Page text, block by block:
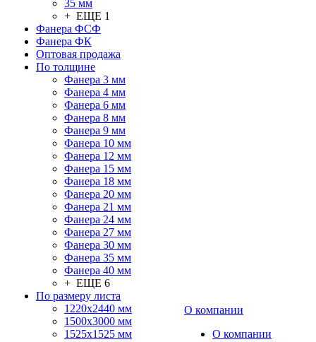
35 мм
+ ЕЩЕ 1
Фанера ФСФ
Фанера ФК
Оптовая продажа
По толщине
Фанера 3 мм
Фанера 4 мм
Фанера 6 мм
Фанера 8 мм
Фанера 9 мм
Фанера 10 мм
Фанера 12 мм
Фанера 15 мм
Фанера 18 мм
Фанера 20 мм
Фанера 21 мм
Фанера 24 мм
Фанера 27 мм
Фанера 30 мм
Фанера 35 мм
Фанера 40 мм
+ ЕЩЕ 6
По размеру листа
1220х2440 мм
1500х3000 мм
1525x1525 мм
О компании
О компании